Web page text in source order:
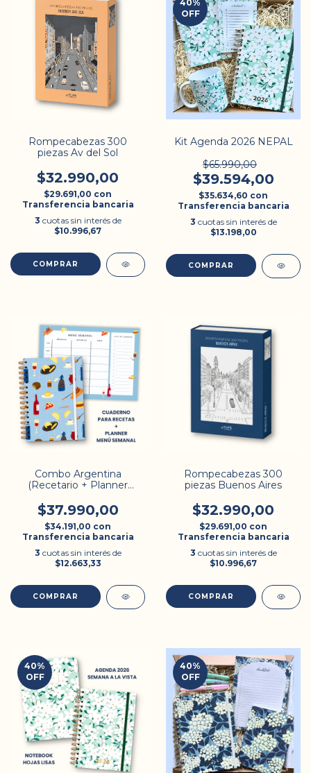
Rompecabezas 300
piezas Av del Sol
$32.990,00
$29.691,00 con
Transferencia bancaria
3 cuotas sin interés de
$10.996,67
40%
OFF
Kit Agenda 2026 NEPAL
$65.990,00
$39.594,00
$35.634,60 con
Transferencia bancaria
3 cuotas sin interés de
$13.198,00
COMPRAR
Combo Argentina
(Recetario + Planner
$37.990,00
$34.191,00 con
Transferencia bancaria
3 cuotas sin interés de
$12.663,33
Rompecabezas 300
piezas Buenos Aires
$32.990,00
$29.691,00 con
Transferencia bancaria
3 cuotas sin interés de
$10.996,67
40%
OFF
40%
OFF